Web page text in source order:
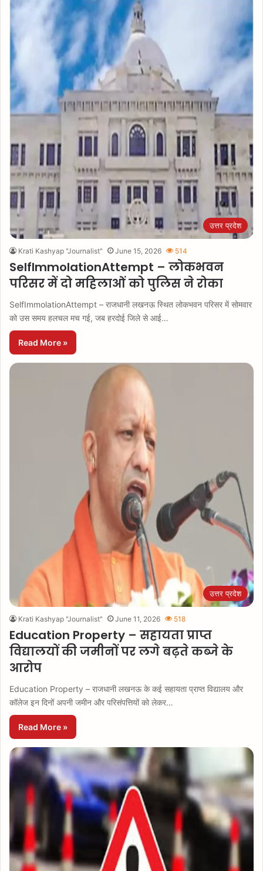
उत्तर प्रदेश
Krati Kashyap "Journalist" June 15, 2026 514
SelfImmolationAttempt – लोकभवन
परिसर में दो महिलाओं को पुलिस ने रोका
SelfImmolationAttempt – राजधानी लखनऊ स्थित लोकभवन परिसर में सोमवार
को उस समय हलचल मच गई, जब हरदोई जिले से आई…
Read More »
उत्तर प्रदेश
Krati Kashyap "Journalist" June 11, 2026 518
Education Property – सहायता प्राप्त
विद्यालयों की जमीनों पर लगे बढ़ते कब्जे के
आरोप
Education Property – राजधानी लखनऊ के कई सहायता प्राप्त विद्यालय और
कॉलेज इन दिनों अपनी जमीन और परिसंपत्तियों को लेकर…
Read More »